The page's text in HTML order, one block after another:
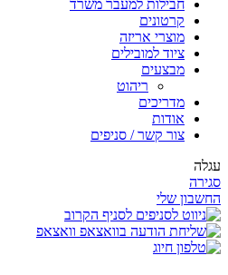
חבילות למעבר משרד
קרטונים
מוצרי אריזה
ציוד למובילים
מבצעים
ריהוט
מדריכים
אודות
צור קשר / סניפים
עגלה
סגירה
החשבון שלי
לסניף הקרוב
וואצאפ
חיוג